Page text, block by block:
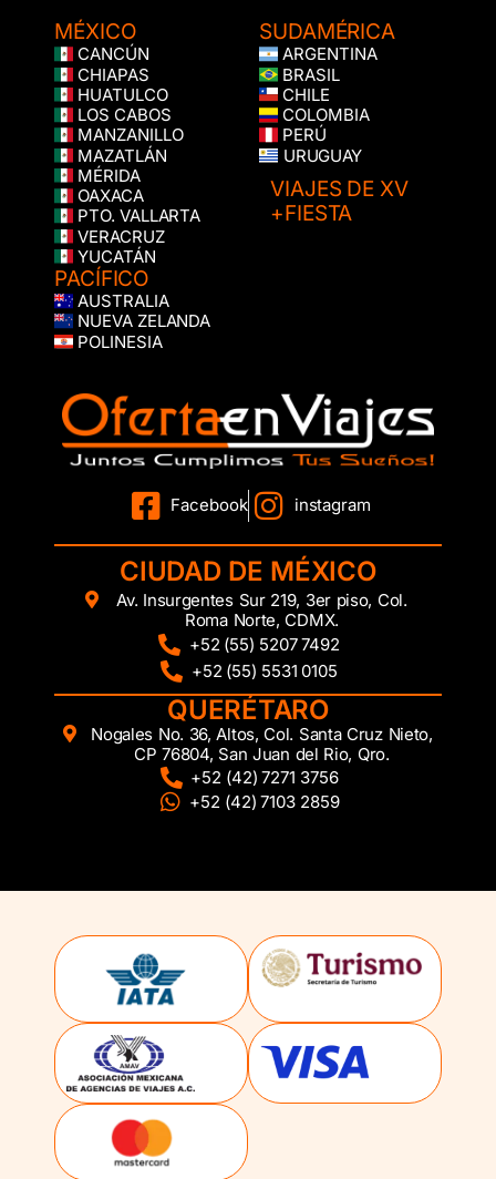
MÉXICO
CANCÚN
CHIAPAS
HUATULCO
LOS CABOS
MANZANILLO
MAZATLÁN
MÉRIDA
OAXACA
PTO. VALLARTA
VERACRUZ
YUCATÁN
PACÍFICO
AUSTRALIA
NUEVA ZELANDA
POLINESIA
SUDAMÉRICA
ARGENTINA
BRASIL
CHILE
COLOMBIA
PERÚ
URUGUAY
VIAJES DE XV
+FIESTA
Facebook instagram
CIUDAD DE MÉXICO
Av. Insurgentes Sur 219, 3er piso, Col.
Roma Norte, CDMX.
+52 (55) 5207 7492
+52 (55) 5531 0105
QUERÉTARO
Nogales No. 36, Altos, Col. Santa Cruz Nieto,
CP 76804, San Juan del Rio, Qro.
+52 (42) 7271 3756
+52 (42) 7103 2859